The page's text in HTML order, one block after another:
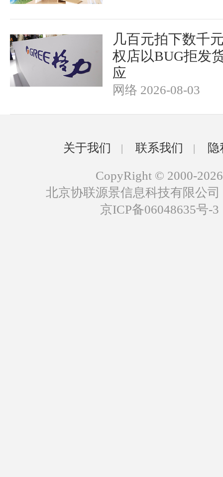
几百元拍下数千
权店以BUG拒发
应
网络 2026-08-03
关于我们 | 联系我们 |
CopyRight © 2000-2026
北京协联源景信息科技有限公
京ICP备06048635号-3